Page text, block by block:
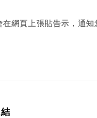
網頁上張貼告示，通知